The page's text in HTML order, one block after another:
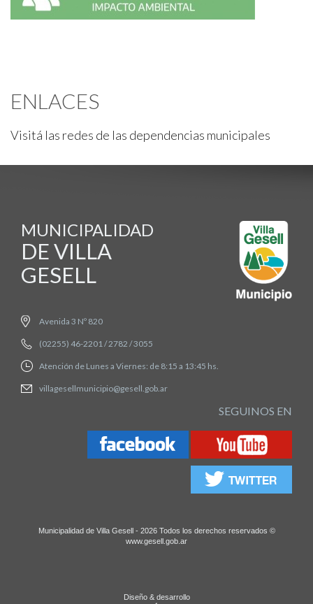
ENLACES
Visitá las redes de las dependencias municipales
MUNICIPALIDAD
DE VILLA
GESELL
Avenida 3 Nº 820
(02255) 46-2201 / 2782 / 3055
Atención de Lunes a Viernes: de 8:15 a 13:45 hs.
villagesellmunicipio@gesell.gob.ar
SEGUINOS EN
Municipalidad de Villa Gesell - 2026 Todos los derechos reservados ©
www.gesell.gob.ar
Diseño & desarrollo